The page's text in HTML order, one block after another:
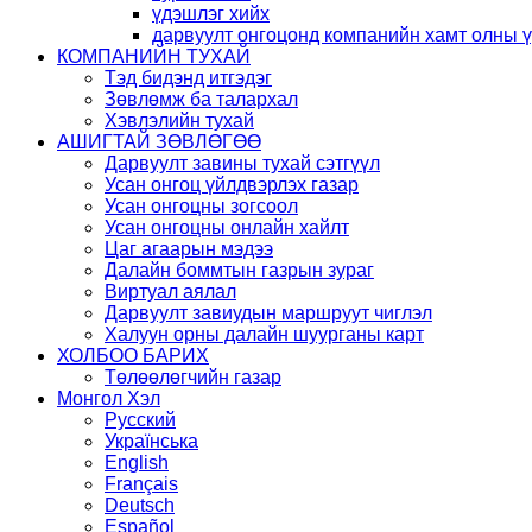
үдэшлэг хийх
дарвуулт онгоцонд компанийн хамт олны
КОМПАНИЙН ТУХАЙ
Тэд бидэнд итгэдэг
Зөвлөмж ба талархал
Хэвлэлийн тухай
АШИГТАЙ ЗӨВЛӨГӨӨ
Дарвуулт завины тухай сэтгүүл
Усан онгоц үйлдвэрлэх газар
Усан онгоцны зогсоол
Усан онгоцны онлайн хайлт
Цаг агаарын мэдээ
Далайн боммтын газрын зураг
Виртуал аялал
Дарвуулт завиудын маршруут чиглэл
Халуун орны далайн шуурганы карт
ХОЛБОО БАРИХ
Төлөөлөгчийн газар
Монгол Хэл
Русский
Українська
English
Français
Deutsch
Español